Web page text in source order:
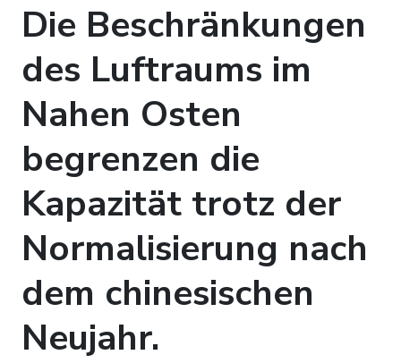
Die Beschränkungen
des Luftraums im
Nahen Osten
begrenzen die
Kapazität trotz der
Normalisierung nach
dem chinesischen
Neujahr.